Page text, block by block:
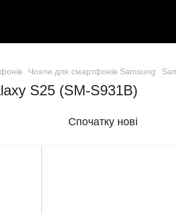
Чохли для смартфонів Samsung
S25 (SM-S931B)
Спочатку нові